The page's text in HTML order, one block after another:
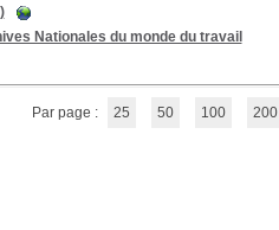
Nationales du monde du travail
Par page : 25 50 100 200